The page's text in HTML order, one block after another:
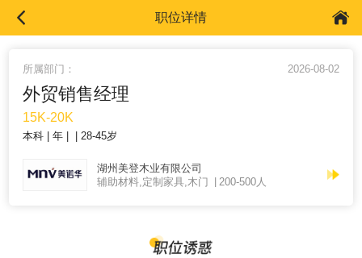
职位详情
所属部门： 2026-08-02
外贸销售经理
15K-20K
本科 年 28-45岁
湖州美登木业有限公司
辅助材料,定制家具,木门
200-500人